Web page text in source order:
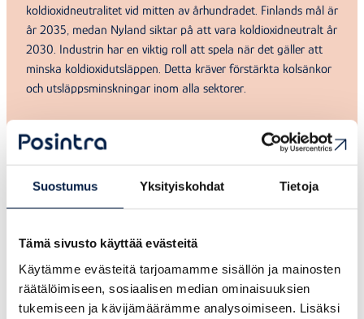
Suostumus Yksityiskohdat Tietoja
Tämä sivusto käyttää evästeitä
Käytämme evästeitä tarjoamamme sisällön ja mainosten
räätälöimiseen, sosiaalisen median ominaisuuksien
tukemiseen ja kävijämäärämme analysoimiseen. Lisäksi
koldioxidneutralitet vid mitten av århundradet. Finlands mål är
år 2035, medan Nyland siktar på att vara koldioxidneutralt år
2030. Industrin har en viktig roll att spela när det gäller att
minska koldioxidutsläppen. Detta kräver förstärkta kolsänkor
och utsläppsminskningar inom alla sektorer.
mellan den offentliga och privata sektorn kommer vi att bidra
till Sköldviks utveckling som en ledande hubb för förnybara
råvaror och lösningar för cirkulär ekonomi. Samtidigt vill vi
utveckla Sköldvik till en attraktiv grön innovationsplattform
möjliggör skapandet av nya arbetstillfällen i Borgåregionen.